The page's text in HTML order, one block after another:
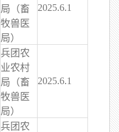
局（畜
牧兽医
局）
2025.6.1
兵团农
业农村
局（畜
牧兽医
局）
2025.6.1
兵团农